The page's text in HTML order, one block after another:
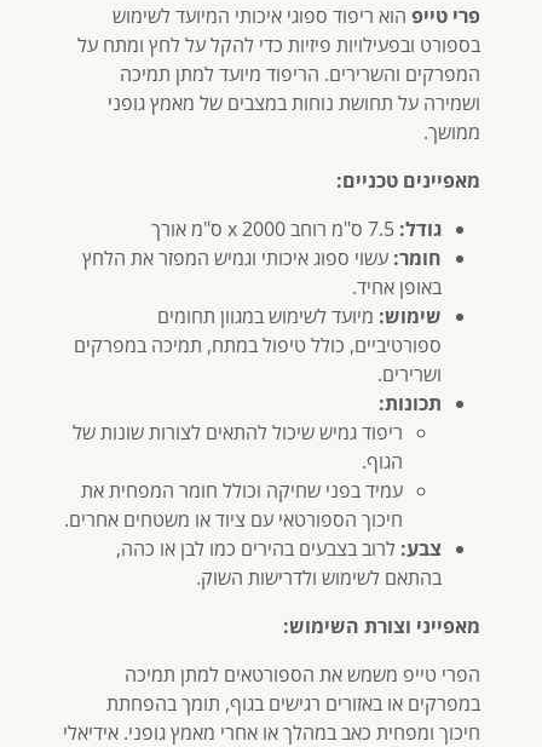
פרי טייפ הוא ריפוד ספוגי איכותי המיועד לשימוש
בספורט ובפעילויות פיזיות כדי להקל על לחץ ומתח על
המפרקים והשרירים. הריפוד מיועד למתן תמיכה
ושמירה על תחושת נוחות במצבים של מאמץ גופני
ממושך.
מאפיינים טכניים:
גודל:
חומר: עשוי ספוג איכותי וגמיש המפזר את הלחץ
באופן אחיד.
שימוש: מיועד לשימוש במגוון תחומים
ספורטיביים, כולל טיפול במתח, תמיכה במפרקים
ושרירים.
תכונות:
ריפוד גמיש שיכול להתאים לצורות שונות של
הגוף.
עמיד בפני שחיקה וכולל חומר המפחית את
חיכוך הספורטאי עם ציוד או משטחים אחרים.
צבע: לרוב בצבעים בהירים כמו לבן או כהה,
בהתאם לשימוש ולדרישות השוק.
מאפייני וצורת השימוש:
הפרי טייפ משמש את הספורטאים למתן תמיכה
במפרקים או באזורים רגישים בגוף, תומך בהפחתת
חיכוך ומפחית כאב במהלך או אחרי מאמץ גופני. אידיאלי